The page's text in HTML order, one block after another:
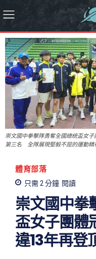
崇文國中拳擊隊勇奪全國總統盃女
第三名 全隊展現堅毅不屈的運動精
體育部落
只需 2 分鐘 閱讀
崇文國中拳
盃女子團
違13年再登